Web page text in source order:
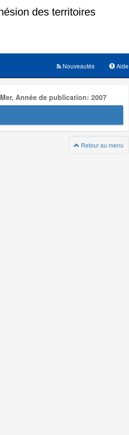
Aide
Nouveautés
Année de publication: 2007
Retour au menu